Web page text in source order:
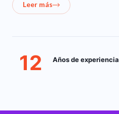
Leer más
12 Años de experiencia